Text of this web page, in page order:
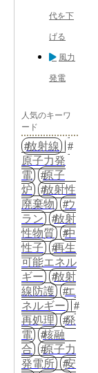
代を下
げる
風力
発電
人気のキーワ
ード
放射線
原子力発
電
原子
炉
放射性
廃棄物
ウ
ラン
放射
性物質
中
性子
再生
可能エネル
ギー
放射
線防護
エ
ネルギー
再処理
発
電
核融
合
原子力
発電所
安